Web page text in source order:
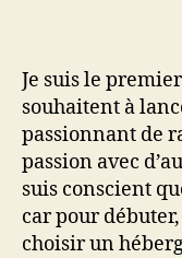
Je suis le
souhaitent à
passionnant de
passion avec
suis conscient
car pour
choisir un